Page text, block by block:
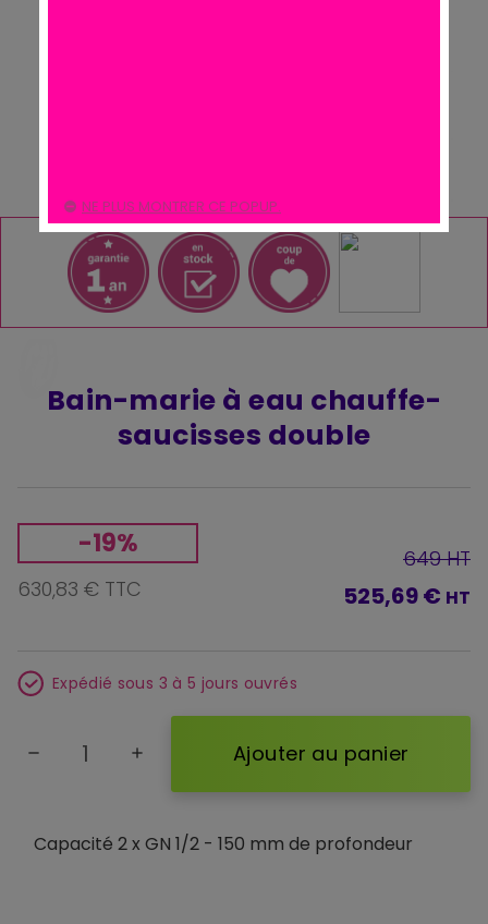
Bain-marie à eau chauffe-
saucisses double
Capacité 2 x GN 1/2 - 150 mm de profondeur
-19%
630,83 € TTC
649 HT
525,69 € HT
Expédié sous 3 à 5 jours ouvrés
remove add Ajouter au panier
NE PLUS MONTRER CE POPUP.